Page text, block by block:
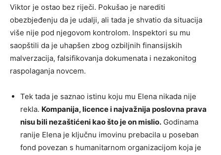
Viktor je ostao bez riječi. Pokušao je narediti
obezbjeđenju da je udalji, ali tada je shvatio da situacija
više nije pod njegovom kontrolom. Inspektori su mu
saopštili da je uhapšen zbog ozbiljnih finansijskih
malverzacija, falsifikovanja dokumenata i nezakonitog
raspolaganja novcem.
Tek tada je saznao istinu koju mu Elena nikada nije
rekla. Kompanija, licence i najvažnija poslovna prava
nisu bili nezaštićeni kao što je on mislio. Godinama
ranije Elena je ključnu imovinu prebacila u poseban
fond povezan s humanitarnom organizacijom koja je